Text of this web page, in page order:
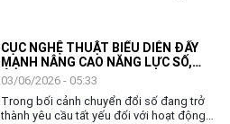
CỤC NGHỆ THUẬT BIỂU DIỄN ĐẨY
MẠNH NÂNG CAO NĂNG LỰC SỐ,
ỨNG DỤNG AI TRONG THỰC THI
CÔNG VỤ
03/06/2026 - 05:33
Trong bối cảnh chuyển đổi số đang trở
thành yêu cầu tất yếu đối với hoạt động